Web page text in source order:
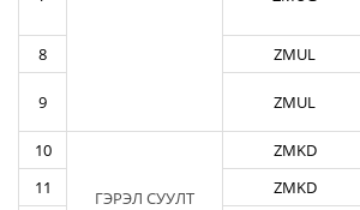
8
ZMUL
9 ZMUL
10
ГЭРЭЛ СУУЛТ
ZMKD
11
ZMKD